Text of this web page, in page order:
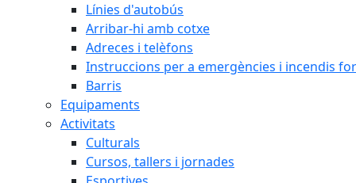
Línies d'autobús
Arribar-hi amb cotxe
Adreces i telèfons
Instruccions per a emergències i incendis
Barris
Equipaments
Activitats
Culturals
Cursos, tallers i jornades